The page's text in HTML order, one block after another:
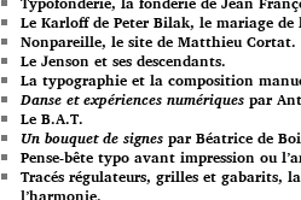
Le Karloff de Peter Bilak, le mariage
Nonpareille, le site de Matthieu Cortat.
Le Jenson et ses descendants.
La typographie et la composition
Danse et expériences numériques par
Le B.A.T.
Un bouquet de signes par Béatrice de
Pense-bête typo avant impression ou
Tracés régulateurs, grilles et gabarits,